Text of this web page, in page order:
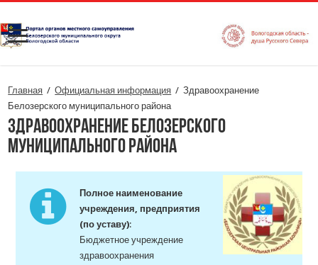
Главная / Официальная информация / Здравоохранение
Белозерского муниципального района
Здравоохранение Белозерского
муниципального района
Полное наименование
учреждения, предприятия
(по уставу):
Бюджетное учреждение
здравоохранения